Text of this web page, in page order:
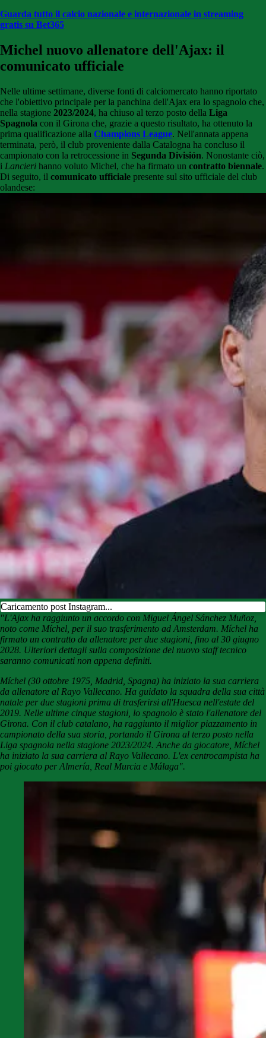
Guarda tutto il calcio nazionale e internazionale in streaming
gratis su Bet365
Michel nuovo allenatore dell'Ajax: il
comunicato ufficiale
Nelle ultime settimane, diverse fonti di calciomercato hanno riportato
che l'obiettivo principale per la panchina dell'Ajax era lo spagnolo che,
nella stagione 2023/2024, ha chiuso al terzo posto della Liga
Spagnola con il Girona che, grazie a questo risultato, ha ottenuto la
prima qualificazione alla Champions League. Nell'annata appena
terminata, però, il club proveniente dalla Catalogna ha concluso il
campionato con la retrocessione in Segunda División. Nonostante ciò,
i Lancieri hanno voluto Michel, che ha firmato un contratto biennale.
Di seguito, il comunicato ufficiale presente sul sito ufficiale del club
olandese:
Caricamento post Instagram...
"L'Ajax ha raggiunto un accordo con Miguel Ángel Sánchez Muñoz,
noto come Míchel, per il suo trasferimento ad Amsterdam. Míchel ha
firmato un contratto da allenatore per due stagioni, fino al 30 giugno
2028. Ulteriori dettagli sulla composizione del nuovo staff tecnico
saranno comunicati non appena definiti.
Míchel (30 ottobre 1975, Madrid, Spagna) ha iniziato la sua carriera
da allenatore al Rayo Vallecano. Ha guidato la squadra della sua città
natale per due stagioni prima di trasferirsi all'Huesca nell'estate del
2019. Nelle ultime cinque stagioni, lo spagnolo è stato l'allenatore del
Girona. Con il club catalano, ha raggiunto il miglior piazzamento in
campionato della sua storia, portando il Girona al terzo posto nella
Liga spagnola nella stagione 2023/2024. Anche da giocatore, Míchel
ha iniziato la sua carriera al Rayo Vallecano. L'ex centrocampista ha
poi giocato per Almería, Real Murcia e Málaga".